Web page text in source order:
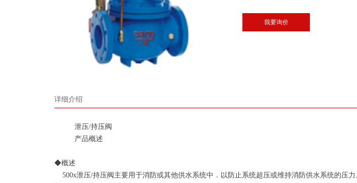
泄压/持压阀
产品概述
◆概述
500x泄压/持压阀主要用于消防或其他供水系统中．以防止系统超压或维持消防供水系统的压
我要询价
详细介绍